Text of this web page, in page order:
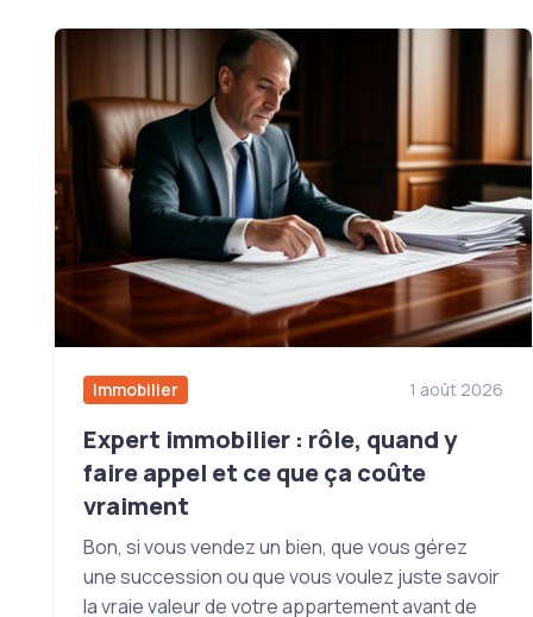
Immobilier 1 août 2026
Expert immobilier : rôle, quand y
faire appel et ce que ça coûte
vraiment
Bon, si vous vendez un bien, que vous gérez
une succession ou que vous voulez juste savoir
la vraie valeur de votre appartement avant de